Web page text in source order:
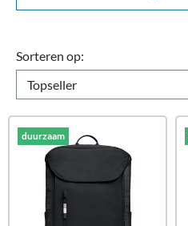
Sorteren op:
duurzaam